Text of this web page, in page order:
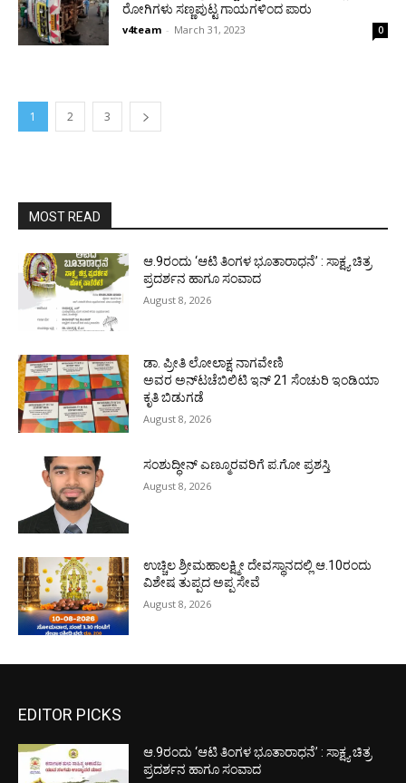
ರೋಗಿಗಳು ಸಣ್ಣಪುಟ್ಟ ಗಾಯಗಳಿಂದ ಪಾರು
v4team - March 31, 2023 0
1 2 3
MOST READ
ಆ.9ರಂದು ‘ಆಟಿ ತಿಂಗಳ ಭೂತಾರಾಧನೆ’ : ಸಾಕ್ಷ್ಯ ಚಿತ್ರ
ಪ್ರದರ್ಶನ ಹಾಗೂ ಸಂವಾದ
August 8, 2026
ಡಾ. ಪ್ರೀತಿ ಲೋಲಾಕ್ಷ ನಾಗವೇಣಿ
ಅವರ ಅನ್‌ಟಚೆಬಿಲಿಟಿ ಇನ್ 21 ಸೆಂಚುರಿ ಇಂಡಿಯಾ
ಕೃತಿ ಬಿಡುಗಡೆ
August 8, 2026
ಸಂಶುದ್ಧೀನ್ ಎಣ್ಮೂರವರಿಗೆ ಪ.ಗೋ ಪ್ರಶಸ್ತಿ
August 8, 2026
ಉಚ್ಚಿಲ ಶ್ರೀಮಹಾಲಕ್ಷ್ಮೀ ದೇವಸ್ಥಾನದಲ್ಲಿ ಆ.10ರಂದು
ವಿಶೇಷ ತುಪ್ಪದ ಅಪ್ಪ ಸೇವೆ
August 8, 2026
EDITOR PICKS
ಆ.9ರಂದು ‘ಆಟಿ ತಿಂಗಳ ಭೂತಾರಾಧನೆ’ : ಸಾಕ್ಷ್ಯ ಚಿತ್ರ
ಪ್ರದರ್ಶನ ಹಾಗೂ ಸಂವಾದ